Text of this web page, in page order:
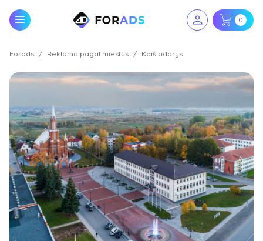
0
Forads Reklama pagal miestus Kaišiadorys